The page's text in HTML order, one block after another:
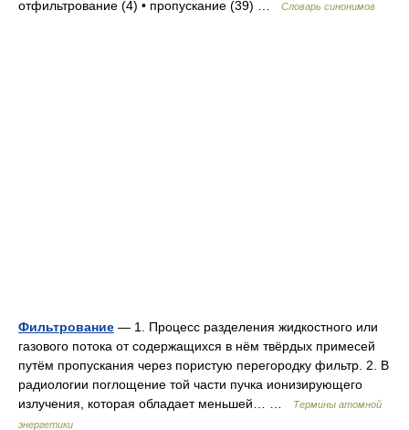
отфильтрование (4) • пропускание (39) …
Словарь синонимов
Фильтрование — 1. Процесс разделения жидкостного или
газового потока от содержащихся в нём твёрдых примесей
путём пропускания через пористую перегородку фильтр. 2. В
радиологии поглощение той части пучка ионизирующего
излучения, которая обладает меньшей… …
Термины атомной
энергетики